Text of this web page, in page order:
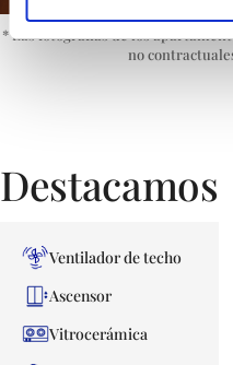
* Las fotografías de los
no
Destacamos
Ventilador de techo
Ascensor
Vitrocerámica